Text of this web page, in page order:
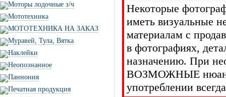
Моторы лодочные з/ч
Мототехника
МОТОТЕХНИКА НА ЗАКАЗ
Муравей, Тула, Вятка
Наклейки
Неопознанное
Паннония
Печатная продукция
Некоторые
иметь визуальные
материалам с
в фотографиях,
назначению. При
ВОЗМОЖНЫЕ
употреблении